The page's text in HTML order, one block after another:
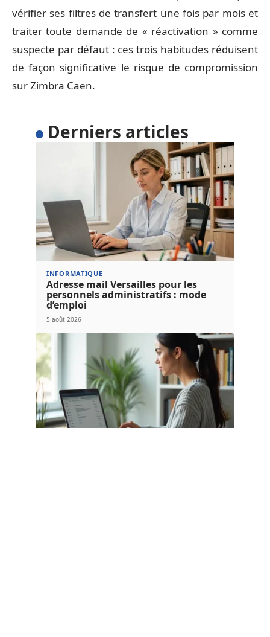
vérifier ses filtres de transfert une fois par mois et
traiter toute demande de « réactivation » comme
suspecte par défaut : ces trois habitudes réduisent
de façon significative le risque de compromission
sur Zimbra Caen.
Derniers articles
INFORMATIQUE
Adresse mail Versailles pour les
personnels administratifs : mode
d’emploi
5 août 2026